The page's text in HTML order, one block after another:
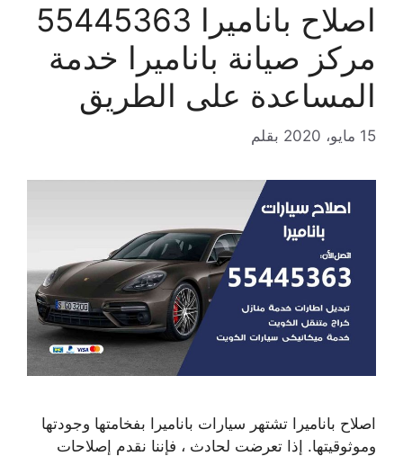
اصلاح باناميرا 55445363
مركز صيانة باناميرا خدمة
المساعدة على الطريق
15 مايو، 2020 بقلم
اصلاح باناميرا تشتهر سيارات باناميرا بفخامتها وجودتها
وموثوقيتها. إذا تعرضت لحادث ، فإننا نقدم إصلاحات